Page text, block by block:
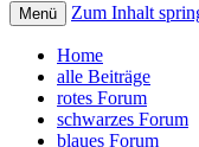
Menü Zum Inhalt
Home
alle Beiträge
rotes Forum
schwarzes Forum
blaues Forum